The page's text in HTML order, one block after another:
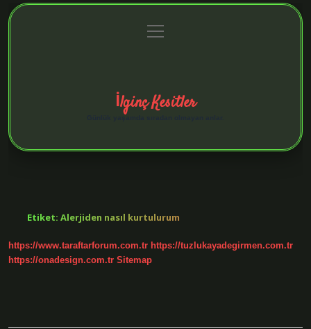
Gizlilik Politikası
menüyü
aç
İlginç Kesitler
Etiket: Alerjiden nasıl kurtulurum
https://www.taraftarforum.com.tr https://tuzlukayadegirmen.com.tr
https://onadesign.com.tr Sitemap